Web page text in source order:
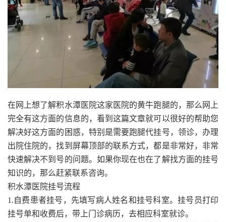
在网上想了解积水潭医院这家医院的黄牛跑腿的，那么网上
完全有这方面的信息的，看到这篇文章就可以很好的帮助您
解决好这方面的困惑，特别是需要跑腿代挂号，领诊，办理
出院住院的，找到屏幕顶部的联系方式，都是非常好，非常
快速解决不到号的问题。如果你现在也在了解找方面的挂号
知识的，那么赶紧联系咨询。
积水潭医院挂号流程
1.自费患者挂号，先填写病人姓名和挂号科室。挂号员打印
挂号单和收费后，带上门诊病历，去相应科室就诊。